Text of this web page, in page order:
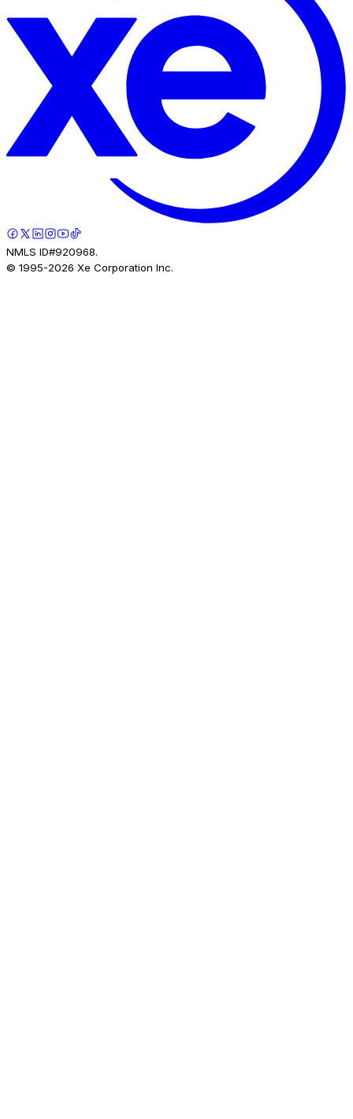
NMLS ID#920968.
© 1995-2026 Xe Corporation Inc.